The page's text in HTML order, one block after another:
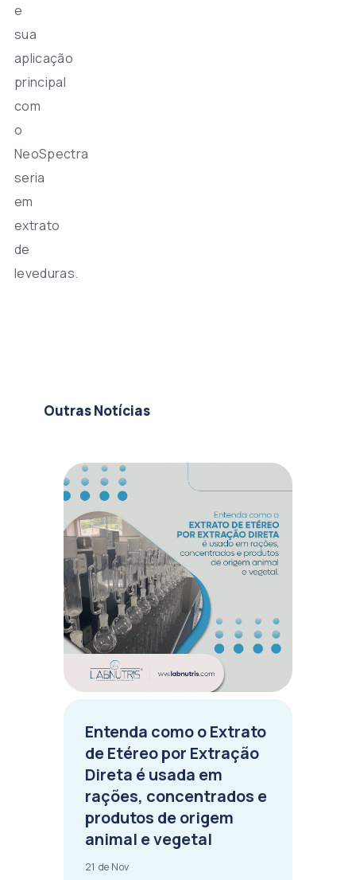
e
sua
aplicação
principal
com
o
NeoSpectra
seria
em
extrato
de
leveduras.
Outras Notícias
Entenda como o Extrato
de Etéreo por Extração
Direta é usada em
rações, concentrados e
produtos de origem
animal e vegetal
21 de Nov